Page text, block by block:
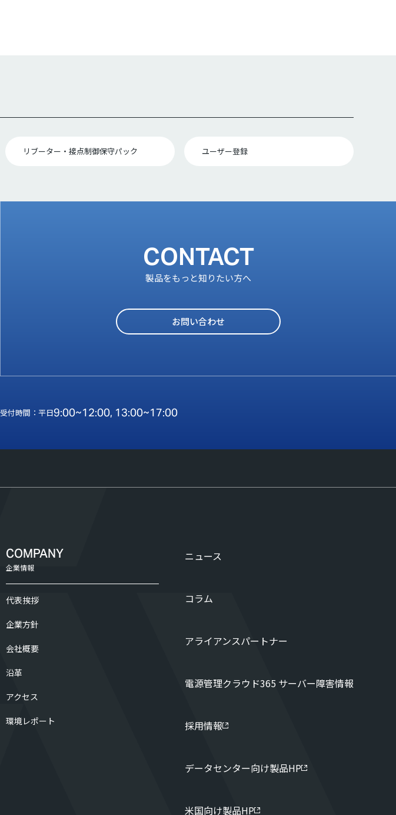
リブーター・接点制御保守パック ユーザー登録
CONTACT
製品をもっと知りたい方へ
お問い合わせ
受付時間：平日9:00~12:00, 13:00~17:00
COMPANY
企業情報
代表挨拶
企業方針
会社概要
沿革
アクセス
環境レポート
ニュース
コラム
アライアンスパートナー
電源管理クラウド365 サーバー障害情報
採用情報
データセンター向け製品HP
米国向け製品HP